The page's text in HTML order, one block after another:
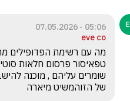
05:06 - 07.05.2026
eve co
של הזוהמשיט מיארה